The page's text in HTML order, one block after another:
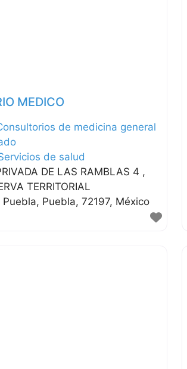
MEDICO
de medicina general
de salud
DE LAS RAMBLAS 4 ,
TERRITORIAL
Puebla Puebla 72197 México